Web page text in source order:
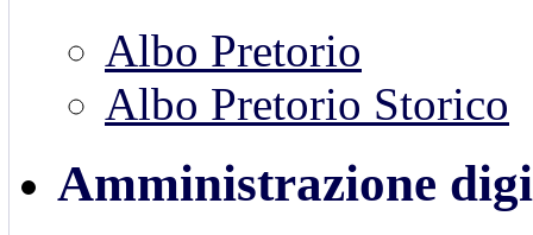
Albo Pretorio
Albo Pretorio Storico
Amministrazione